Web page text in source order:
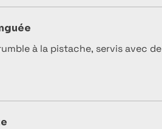
à la pistache, servis avec de